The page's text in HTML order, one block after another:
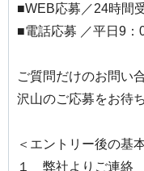
■WEB応募／24時間
■電話応募 ／平日9：
ご質問だけのお問い
沢山のご応募をお待
＜エントリー後の基
１ 弊社よりご連絡